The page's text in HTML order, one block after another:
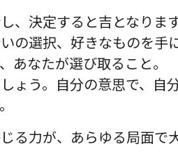
、決定すると吉となります
の選択、好きなものを手
あなたが選び取ること。
ょう。自分の意思で、自
る力が、あらゆる局面で